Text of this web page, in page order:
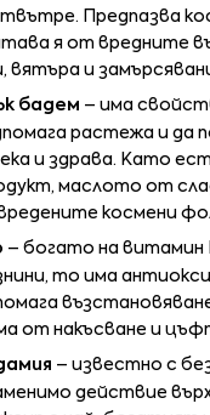
Предпазва
я от вредните
вятъра и
бадем – има
растежа и да
и здрава. Като
маслото от
космени
– богато на витамин
то има
от накъсване и
– известно с
действие